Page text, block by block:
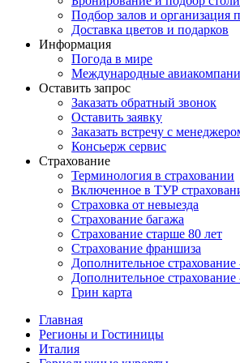
Подбор залов и организация
Доставка цветов и подарков
Информация
Погода в мире
Международные
Оставить запрос
Заказать обратный звонок
Оставить заявку
Заказать встречу с
Консьерж сервис
Страхование
Терминология в страховании
Включенное в ТУР
Страховка от невыезда
Страхование багажа
Страхование старше 80 лет
Страхование франшиза
Дополнительное страхование
Дополнительное страхование
Грин карта
Главная
Регионы и Гостиницы
Италия